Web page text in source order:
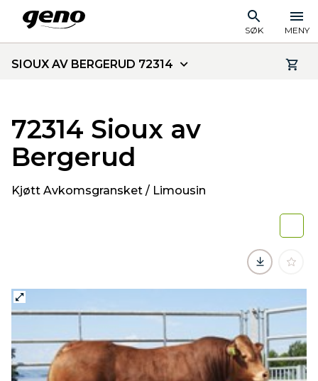
SØK MENY
SIOUX AV BERGERUD 72314
72314 Sioux av
Bergerud
Kjøtt Avkomsgransket / Limousin